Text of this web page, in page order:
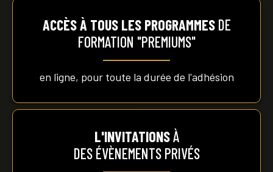
ACCÈS À TOUS LES PROGRAMMES DE
FORMATION "PREMIUMS"
en ligne, pour toute la durée de l'adhésion
L'INVITATIONSÀ
DES ÉVÈNEMENTS PRIVÉS